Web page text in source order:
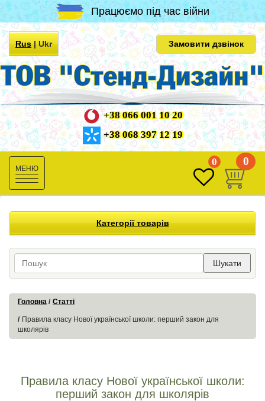
Працюємо під час війни
Rus|Ukr Замовити дзвінок
+38 066 001 10 20
+38 068 397 12 19
Toggle
navigation
0 0
Категорії товарів
Шукати
Головна Статті
Правила класу Нової української школи: перший закон для
школярів
Правила класу Нової української школи:
перший закон для школярів